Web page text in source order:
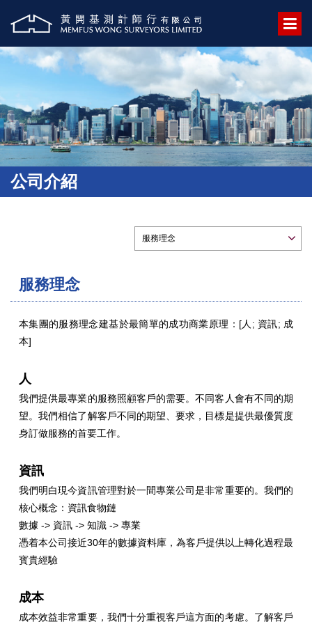
公司介紹
服務理念
本集團的服務理念建基於最簡單的成功商業原理：[人; 資訊; 成
本]
人
我們提供最專業的服務照顧客戶的需要。不同客人會有不同的期
望。我們相信了解客戶不同的期望、要求，目標是提供最優質度
身訂做服務的首要工作。
資訊
我們明白現今資訊管理對於一間專業公司是非常重要的。我們的
核心概念：資訊食物鏈
數據 -> 資訊 -> 知識 -> 專業
憑着本公司接近30年的數據資料庫，為客戶提供以上轉化過程最
寳貴經驗
成本
成本效益非常重要，我們十分重視客戶這方面的考慮。了解客戶